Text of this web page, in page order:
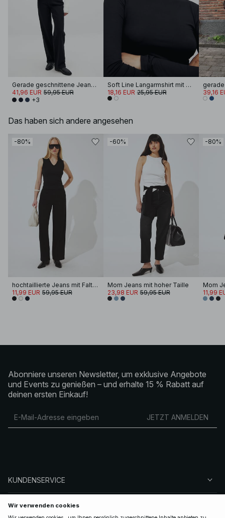
Gerade geschnittene Jeans mit hoher Taille
41,96 EUR 59,95 EUR
+3
Soft Line Langarmshirt mit Trichterhals
18,16 EUR 25,95 EUR
39,16
Das haben sich andere angesehen
-80%
hochtaillierte Jeans mit Falten
11,99 EUR 59,95 EUR
-60%
Mom Jeans mit hoher Taille
23,98 EUR 59,95 EUR
-80%
Mom
11,99
Abonniere unseren Newsletter, um exklusive Angebote
und Events zu genießen – und erhalte 15 % Rabatt auf
deinen ersten Einkauf!
JETZT ANMELDEN
KUNDENSERVICE
ÜBER NA-KD